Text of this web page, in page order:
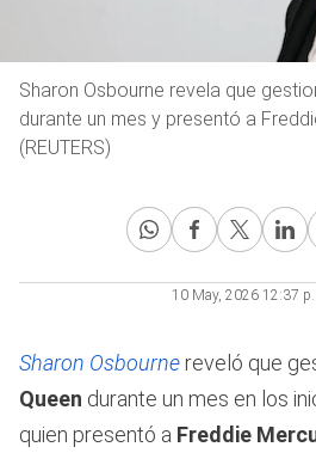
Sharon Osbourne revela que
durante un mes y presentó a
(REUTERS)
10 May, 2026 12:37 p.
Sharon Osbourne reveló que
Queen durante un mes en los
quien presentó a Freddie